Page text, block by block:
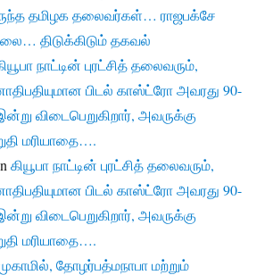
தமிழக தலைவர்கள்… ராஜபக்சே
திடுக்கிடும் தகவல்
நாட்டின் புரட்சித் தலைவரும்,
பிடல் காஸ்ட்ரோ அவரது 90-
விடைபெறுகிறார், அவருக்கு
மரியாதை….
கியூபா நாட்டின் புரட்சித் தலைவரும்,
பிடல் காஸ்ட்ரோ அவரது 90-
விடைபெறுகிறார், அவருக்கு
மரியாதை….
தோழர்பத்மநாபா மற்றும்